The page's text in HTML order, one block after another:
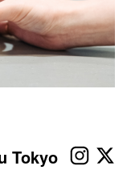
Tokyo